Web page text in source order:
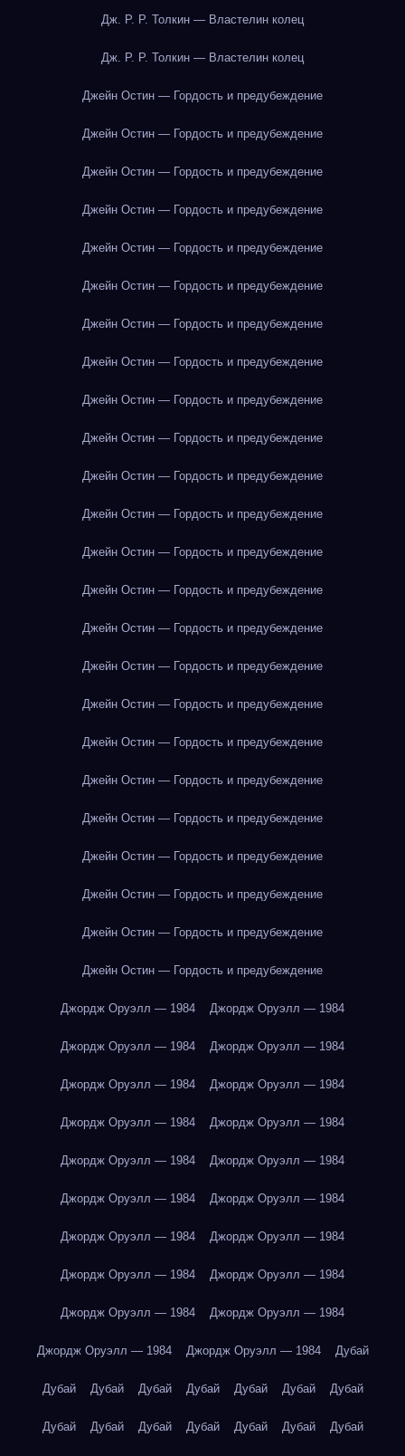
Дж. Р. Р. Толкин — Властелин колец
Дж. Р. Р. Толкин — Властелин колец
Джейн Остин — Гордость и предубеждение
Джейн Остин — Гордость и предубеждение
Джейн Остин — Гордость и предубеждение
Джейн Остин — Гордость и предубеждение
Джейн Остин — Гордость и предубеждение
Джейн Остин — Гордость и предубеждение
Джейн Остин — Гордость и предубеждение
Джейн Остин — Гордость и предубеждение
Джейн Остин — Гордость и предубеждение
Джейн Остин — Гордость и предубеждение
Джейн Остин — Гордость и предубеждение
Джейн Остин — Гордость и предубеждение
Джейн Остин — Гордость и предубеждение
Джейн Остин — Гордость и предубеждение
Джейн Остин — Гордость и предубеждение
Джейн Остин — Гордость и предубеждение
Джейн Остин — Гордость и предубеждение
Джейн Остин — Гордость и предубеждение
Джейн Остин — Гордость и предубеждение
Джейн Остин — Гордость и предубеждение
Джейн Остин — Гордость и предубеждение
Джейн Остин — Гордость и предубеждение
Джейн Остин — Гордость и предубеждение
Джейн Остин — Гордость и предубеждение
Джордж Оруэлл — 1984 Джордж Оруэлл — 1984
Джордж Оруэлл — 1984 Джордж Оруэлл — 1984
Джордж Оруэлл — 1984 Джордж Оруэлл — 1984
Джордж Оруэлл — 1984 Джордж Оруэлл — 1984
Джордж Оруэлл — 1984 Джордж Оруэлл — 1984
Джордж Оруэлл — 1984 Джордж Оруэлл — 1984
Джордж Оруэлл — 1984 Джордж Оруэлл — 1984
Джордж Оруэлл — 1984 Джордж Оруэлл — 1984
Джордж Оруэлл — 1984 Джордж Оруэлл — 1984
Джордж Оруэлл — 1984 Джордж Оруэлл — 1984 Дубай
Дубай Дубай Дубай Дубай Дубай Дубай Дубай
Дубай Дубай Дубай Дубай Дубай Дубай Дубай